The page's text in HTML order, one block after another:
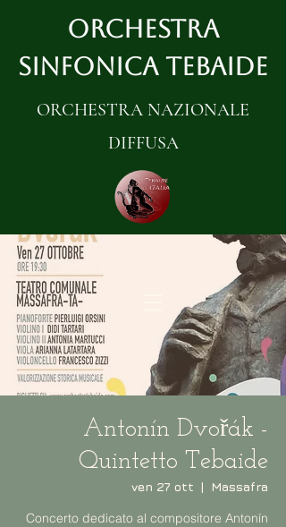
ORCHESTRA
SINFONICA TEBAIDE
ORCHESTRA NAZIONALE
DIFFUSA
Antonín Dvořák -
Quintetto Tebaide
ven 27 ott
  |
Massafra
Concerto dedicato al compositore Antonín